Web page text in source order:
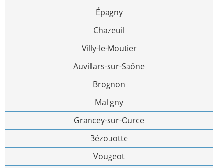
Épagny
Chazeuil
Villy-le-Moutier
Auvillars-sur-Saône
Brognon
Maligny
Grancey-sur-Ource
Bézouotte
Vougeot